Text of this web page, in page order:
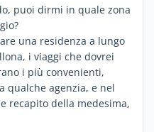
puoi dirmi in quale zona
una residenza a lungo
i viaggi che dovrei
i più convenienti,
qualche agenzia, e nel
recapito della medesima,